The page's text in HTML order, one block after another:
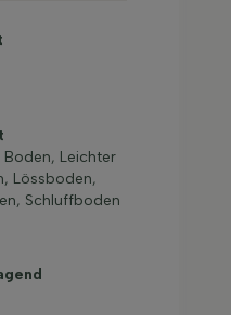
Boden, Leichter
Lössboden,
Schluffboden